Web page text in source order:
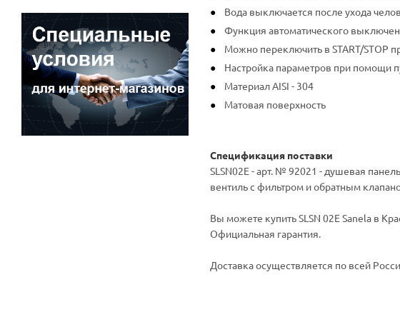
Вода выключается после ухода
Функция автоматического
Можно переключить в START/STOP
Настройка параметров при помощи
Материал AISI - 304
Матовая поверхность
Спецификация поставки
SLSN02E - арт. № 92021 - душевая
вентиль с фильтром и обратным
Вы можете купить SLSN 02E Sanela в
Официальная гарантия.
Доставка осуществляется по всей